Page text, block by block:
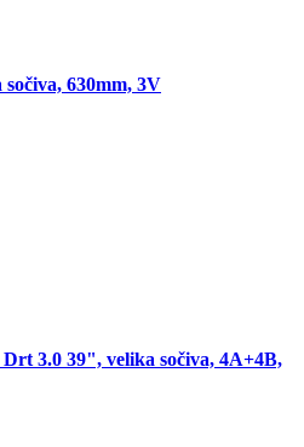
630mm, 3V
3.0 39", velika sočiva, 4A+4B,